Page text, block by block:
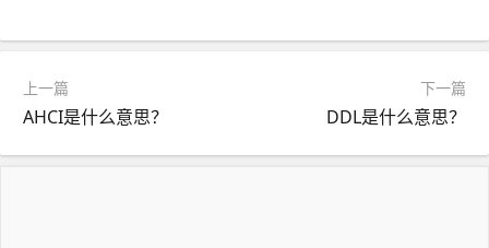
上一篇
AHCI是什么意思？
下一篇
DDL是什么意思？